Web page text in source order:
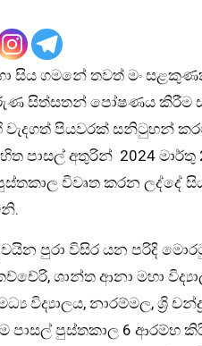
සිය ගමනේ තවත් මං
සිත්සතන් පෝෂණය කිරීම
පියවරක් සනිටුහන්
පාසල් අතුරින් 2024 මාර්තු
විවෘත කරන ලද්දේ
පුරා විසිර යන පරිදි
ශාන්ත ආනා මහා
විද්‍යාලය, නාරම්මල, ශ්‍රි
පාසල් පුස්තකාල 6 ආරම්භ